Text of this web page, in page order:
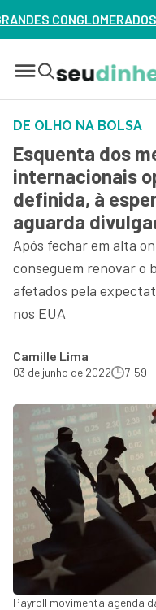
VEJA ERROS DE
DE OLHO NA BOLSA
Esquenta dos
internacionais
definida, à
aguarda
Após fechar em alta
conseguem renovar o
afetados pela
nos EUA
Camille Lima
03 de junho de 2022 7:59
Payroll movimenta agenda